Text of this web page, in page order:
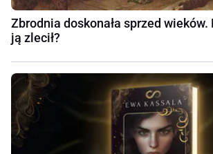
Zbrodnia doskonała sprzed wieków.
ją zlecił?